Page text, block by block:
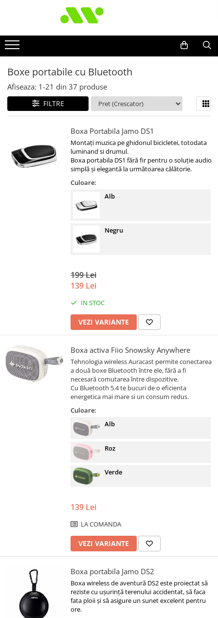
Boxe portabile cu Bluetooth
Afiseaza: 1-21 din 37 produse
FILTRE
Boxa Portabila Jamo DS1
Montați muzica pe ghidonul bicicletei, totodata
luminand si drumul.
Boxa portabila DS1 fără fir pentru o soluție audio
simplă și elegantă la următoarea călătorie.
Culoare:
Alb
Negru
199 Lei
139 Lei
IN STOC
VEZI VARIANTE
Boxa activa Fiio Snowsky Anywhere
Tehnologia wireless Auracast permite conectarea
a două boxe Bluetooth între ele, fără a fi
necesară comutarea între dispozitive.
Cu Bluetooth 5.4 te bucuri de o eficienta
energetica mai mare si un consum redus.
Culoare:
Alb
Roz
Verde
139 Lei
LA COMANDA
VEZI VARIANTE
Boxa portabila Jamo DS2
Boxa wireless de aventură DS2 este proiectat să
reziste cu ușurință terenului accidentat, să faca
fata ploii și să asigure un sunet excelent pentru
ore.